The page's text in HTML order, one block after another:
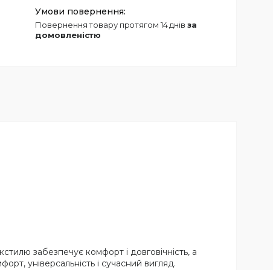
повернення товару протягом 14 днів за
домовленістю
забезпечує комфорт і довговічність, а
універсальність і сучасний вигляд.